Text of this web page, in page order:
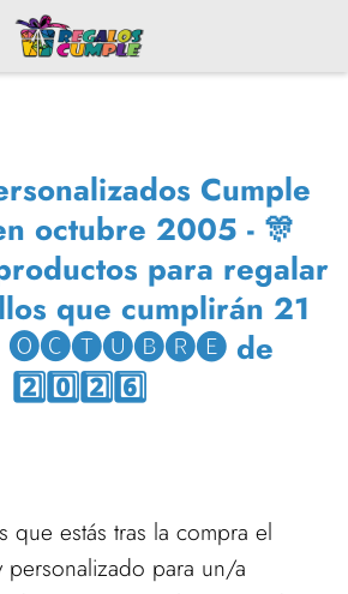
Cumple
octubre 2005 - 🎊
para regalar
que cumplirán 21
🅞🅒🅣🅤🅑🅡🅔 de
2️⃣0️⃣2️⃣6️⃣
que estás tras la compra el
personalizado para un/a